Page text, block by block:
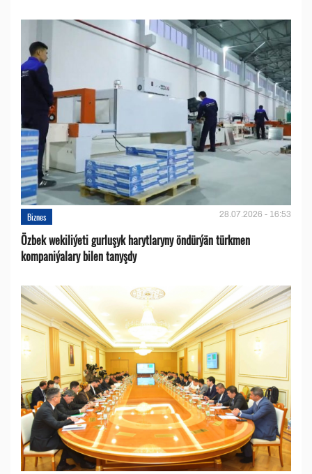
Biznes 28.07.2026 - 16:53
Özbek wekiliýeti gurluşyk harytlaryny öndürýän türkmen
kompaniýalary bilen tanyşdy